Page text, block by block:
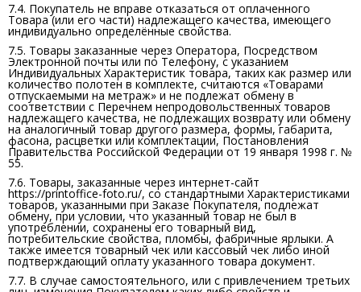
7.4. Покупатель не вправе отказаться от оплаченного
Товара (или его части) надлежащего качества, имеющего
индивидуально определённые свойства.
7.5. Товары заказанные через Оператора, Посредством
Электронной почты или по Телефону, с указанием
Индивидуальных Характеристик товара, таких как размер или
количество полотен в комплекте, считаются «Товарами
отпускаемыми на метраж» и не подлежат обмену в
соответствии с Перечнем непродовольственных товаров
надлежащего качества, не подлежащих возврату или обмену
на аналогичный товар другого размера, формы, габарита,
фасона, расцветки или комплектации, Постановления
Правительства Российской Федерации от 19 января 1998 г. №
55.
7.6. Товары, заказанные через интернет-сайт
https://printoffice-foto.ru/, со стандартными Характеристиками
товаров, указанными при Заказе Покупателя, подлежат
обмену, при условии, что указанный товар не был в
употреблении, сохранены его товарный вид,
потребительские свойства, пломбы, фабричные ярлыки. А
также имеется товарный чек или кассовый чек либо иной
подтверждающий оплату указанного товара документ.
7.7. В случае самостоятельного, или с привлечением третьих